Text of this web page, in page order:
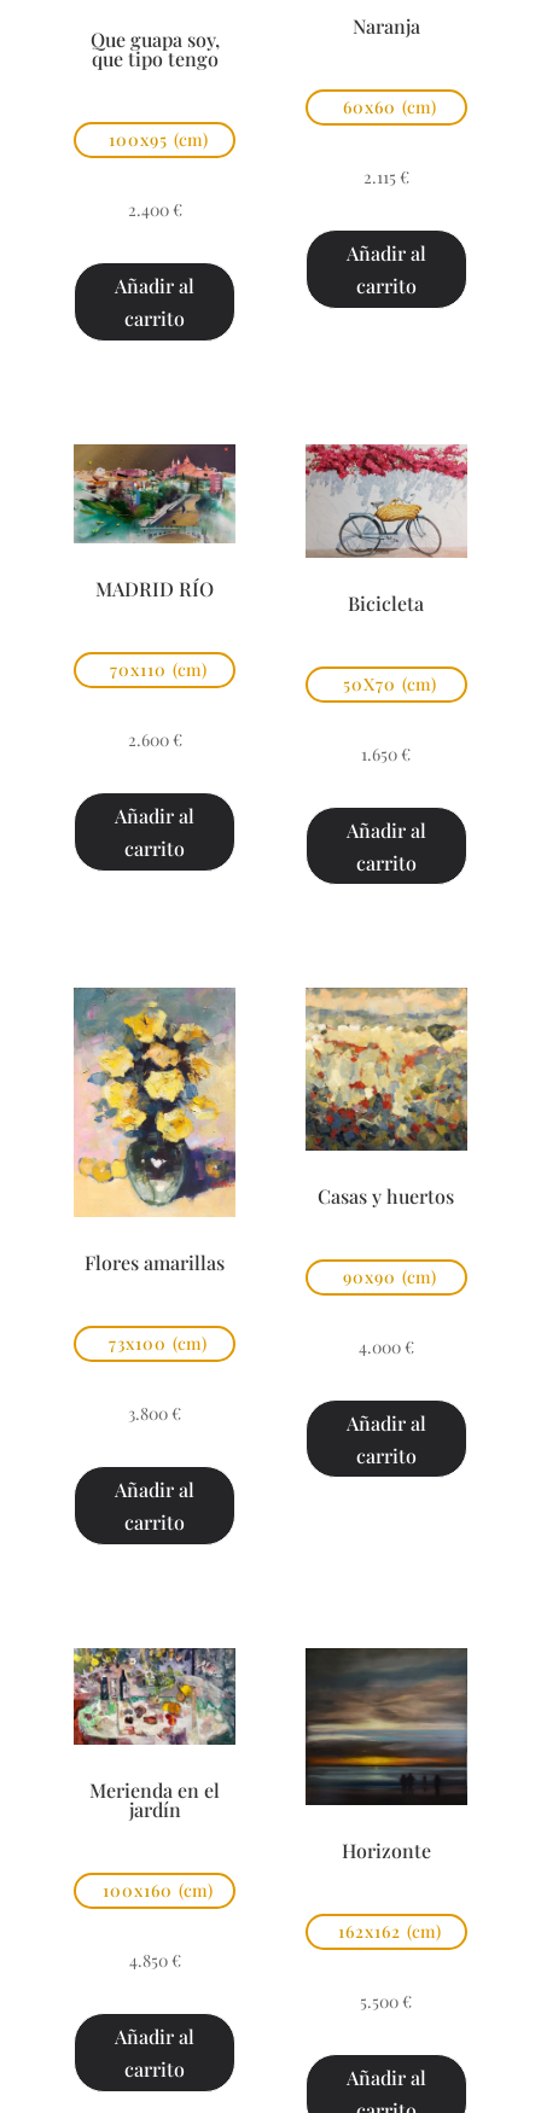
Que guapa soy,
que tipo tengo
100x95 (cm)
2.400 €
Añadir al
carrito
Naranja
60x60 (cm)
2.115 €
Añadir al
carrito
MADRID RÍO
70x110 (cm)
2.600 €
Añadir al
carrito
Bicicleta
50X70 (cm)
1.650 €
Añadir al
carrito
Flores amarillas
73x100 (cm)
3.800 €
Añadir al
carrito
Casas y huertos
90x90 (cm)
4.000 €
Añadir al
carrito
Merienda en el
jardín
100x160 (cm)
4.850 €
Añadir al
carrito
Horizonte
162x162 (cm)
5.500 €
Añadir al